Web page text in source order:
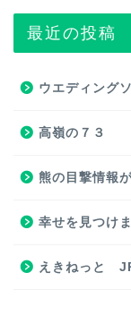
最近の投稿
ウエディング
高嶺の７３
熊の目撃情報
幸せを見つけ
えきねっと